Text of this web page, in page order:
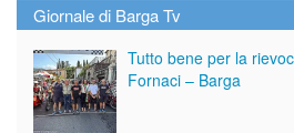
Giornale di Barga Tv
Tutto bene per la
Fornaci – Barga